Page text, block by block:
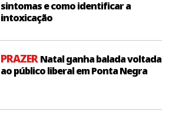
sintomas e como identificar a
intoxicação
PRAZERNatal ganha balada voltada
ao público liberal em Ponta Negra